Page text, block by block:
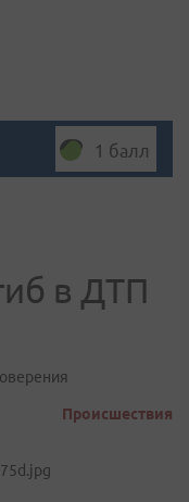
1 балл
в ДТП
Происшествия